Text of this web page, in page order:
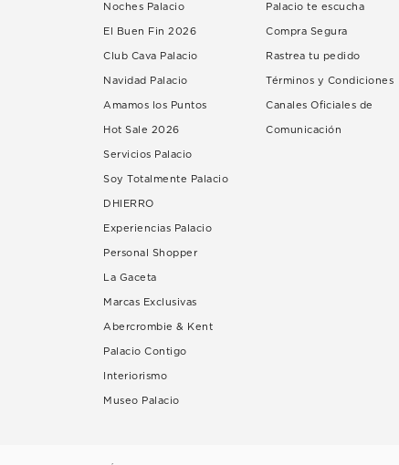
Noches Palacio
El Buen Fin 2026
Club Cava Palacio
Navidad Palacio
Amamos los Puntos
Hot Sale 2026
Servicios Palacio
Soy Totalmente Palacio
DHIERRO
Experiencias Palacio
Personal Shopper
La Gaceta
Marcas Exclusivas
Abercrombie & Kent
Palacio Contigo
Interiorismo
Museo Palacio
Palacio te escucha
Compra Segura
Rastrea tu pedido
Términos y Condiciones
Canales Oficiales de
Comunicación